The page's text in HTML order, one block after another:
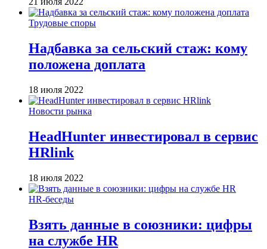
Трудовые споры
Надбавка за сельский стаж: кому
положена доплата
18 июля 2022
Новости рынка
HeadHunter инвестировал в сервис
HRlink
18 июля 2022
HR-беседы
Взять данные в союзники: цифры
на службе HR